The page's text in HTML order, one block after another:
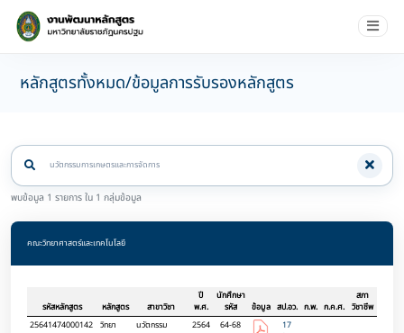
หลักสูตรทั้งหมด/ข้อมูลการรับรองหลักสูตร
พบข้อมูล 1 รายการ ใน 1 กลุ่มข้อมูล
คณะวิทยาศาสตร์และเทคโนโลยี
รหัสหลักสูตร หลักสูตร สาขาวิชา
ปี
พ.ศ.
นักศึกษา
รหัส
ข้อมูล สป.อว. ก.พ. ก.ค.ศ.
สภา
วิชาชีพ
25641474000142 วิทยา
นวัตกรรม
2564 64-68
17